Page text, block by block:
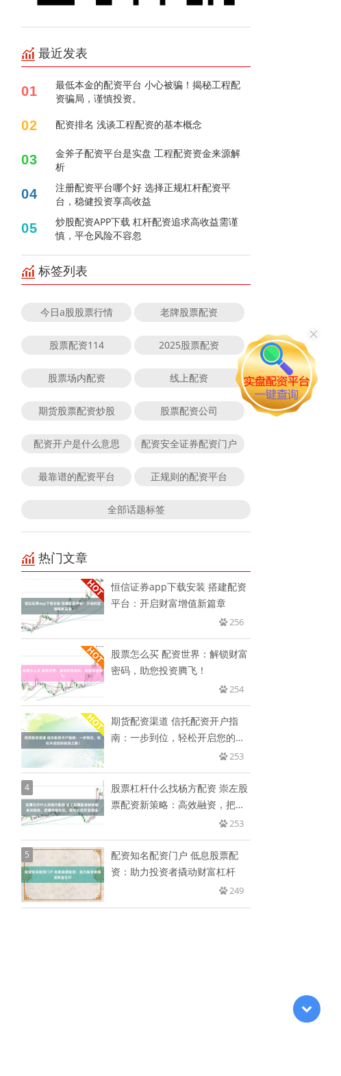
最近发表
01
最低本金的配资平台 小心被骗！揭秘工程配
资骗局，谨慎投资。
02 配资排名 浅谈工程配资的基本概念
03
金斧子配资平台是实盘 工程配资资金来源解
析
04
注册配资平台哪个好 选择正规杠杆配资平
台，稳健投资享高收益
05
炒股配资APP下载 杠杆配资追求高收益需谨
慎，平仓风险不容忽
标签列表
今日a股股票行情 老牌股票配资
股票配资114 2025股票配资
股票场内配资 线上配资
期货股票配资炒股 股票配资公司
配资开户是什么意思 配资安全证券配资门户
最靠谱的配资平台 正规则的配资平台
全部话题标签
热门文章
恒信证券app下载安装 搭建配资
平台：开启财富增值新篇章
256
股票怎么买 配资世界：解锁财富
密码，助您投资腾飞！
254
期货配资渠道 信托配资开户指
南：一步到位，轻松开启您的投
253
4
股票杠杆什么找杨方配资 崇左股
票配资新策略：高效融资，把握
253
5
配资知名配资门户 低息股票配
资：助力投资者撬动财富杠杆
249